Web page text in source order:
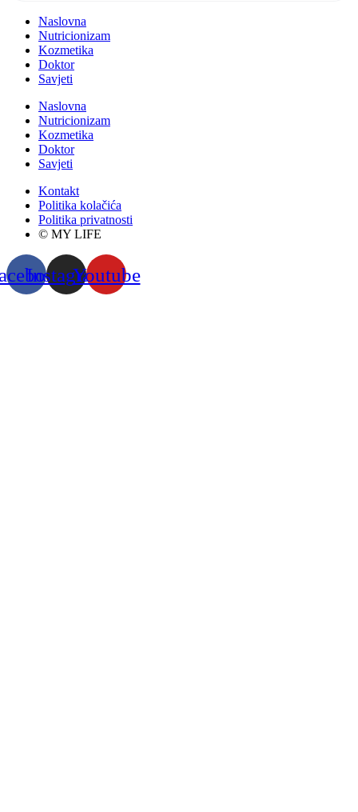
Naslovna
Nutricionizam
Kozmetika
Doktor
Savjeti
Naslovna
Nutricionizam
Kozmetika
Doktor
Savjeti
Kontakt
Politika kolačića
Politika privatnosti
© MY LIFE
InstagramYoutube